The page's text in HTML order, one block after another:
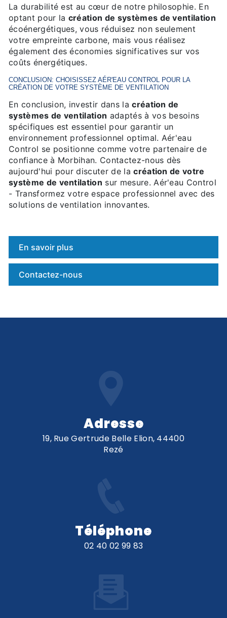
La durabilité est au cœur de notre philosophie. En
optant pour la création de systèmes de ventilation
écoénergétiques, vous réduisez non seulement
votre empreinte carbone, mais vous réalisez
également des économies significatives sur vos
coûts énergétiques.
CONCLUSION: CHOISISSEZ AÉR'EAU CONTROL POUR LA
CRÉATION DE VOTRE SYSTÈME DE VENTILATION
En conclusion, investir dans lacréation de
systèmes de ventilation adaptés à vos besoins
spécifiques est essentiel pour garantir un
environnement professionnel optimal. Aér'eau
Control se positionne comme votre partenaire de
confiance à Morbihan. Contactez-nous dès
aujourd'hui pour discuter de lacréation de votre
système de ventilation sur mesure. Aér'eau Control
- Transformez votre espace professionnel avec des
solutions de ventilation innovantes.
En savoir plus
Contactez-nous
Adresse
19, Rue Gertrude Belle Elion, 44400
Rezé
Téléphone
02 40 02 99 83